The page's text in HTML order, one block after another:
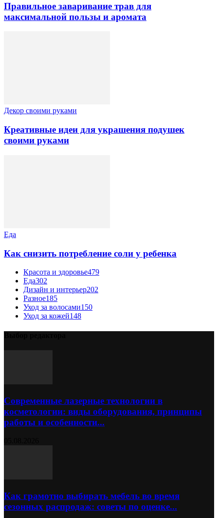
Правильное заваривание трав для
максимальной пользы и аромата
Декор своими руками
Креативные идеи для украшения подушек
своими руками
Еда
Как снизить потребление соли у ребенка
Красота и здоровье479
Еда302
Дизайн и интерьер202
Разное185
Уход за волосами150
Уход за кожей148
Современные лазерные технологии в
косметологии: виды оборудования, принципы
работы и особенности...
Как грамотно выбирать мебель во время
сезонных распродаж: советы по оценке...